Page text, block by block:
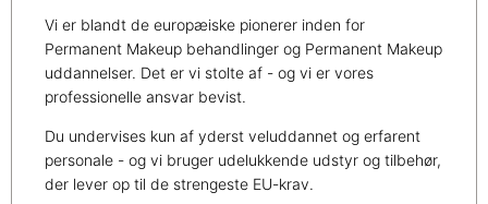
Vi er blandt de europæiske pionerer inden for
Permanent Makeup behandlinger og Permanent Makeup
uddannelser. Det er vi stolte af - og vi er vores
professionelle ansvar bevist.
Du undervises kun af yderst veluddannet og erfarent
personale - og vi bruger udelukkende udstyr og tilbehør,
der lever op til de strengeste EU-krav.